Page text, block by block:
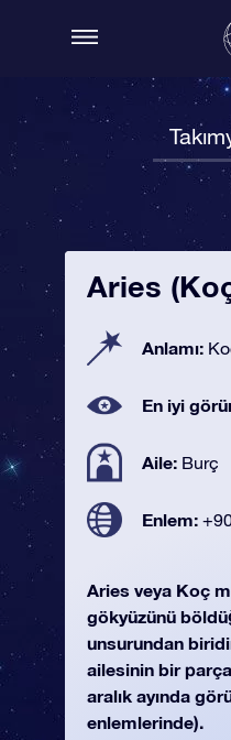
Aries
Anlamı:
En iyi
Aile: Burç
Enlem:
Aries veya Koç
gökyüzünü
unsurundan
ailesinin bir
aralık ayında
enlemlerinde).